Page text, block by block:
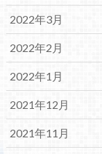
2022年3月
2022年2月
2022年1月
2021年12月
2021年11月